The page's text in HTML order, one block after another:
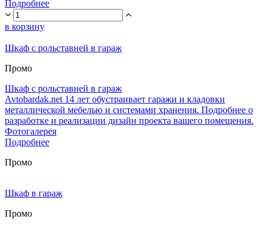
Подробнее
в корзину
Шкаф с рольставней в гараж
Промо
Шкаф с рольставней в гараж
Avtobardak.net 14 лет обустраивает гаражи и кладовки
металлической мебелью и системами хранения. Подробнее о
разработке и реализации дизайн проекта вашего помещения.
Фотогалерея
Подробнее
Промо
Шкаф в гараж
Промо